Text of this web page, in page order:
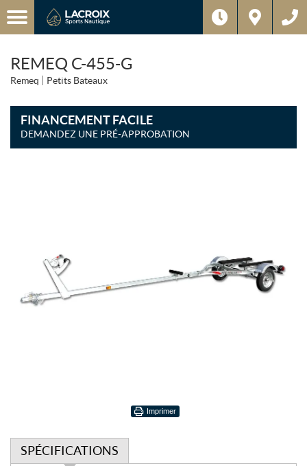
REMEQ C-455-G
Remeq Petits Bateaux
FINANCEMENT FACILE
DEMANDEZ UNE PRÉ-APPROBATION
Imprimer
SPÉCIFICATIONS